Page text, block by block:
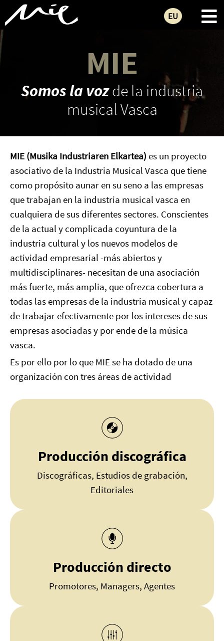
MIE
Somos la vozde la industria
musical Vasca
MIE (Musika Industriaren Elkartea) es un proyecto
asociativo de la Industria Musical Vasca que tiene
como propósito aunar en su seno a las empresas
que trabajan en la industria musical vasca en
cualquiera de sus diferentes sectores. Conscientes
de la actual y complicada coyuntura de la
industria cultural y los nuevos modelos de
actividad empresarial -más abiertos y
multidisciplinares- necesitan de una asociación
más fuerte, más amplia, que ofrezca cobertura a
todas las empresas de la industria musical y capaz
de trabajar efectivamente por los intereses de sus
empresas asociadas y por ende de la música
vasca.
Es por ello por lo que MIE se ha dotado de una
organización con tres áreas de actividad
Producción discográfica
Discográficas, Estudios de grabación,
Editoriales
Producción directo
Promotores, Managers, Agentes
EU